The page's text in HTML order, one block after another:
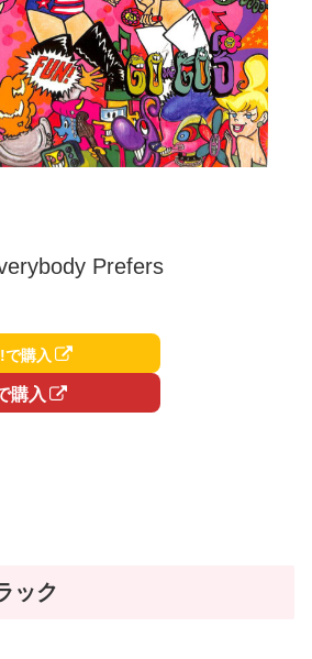
Prefers
購入
購入
ック